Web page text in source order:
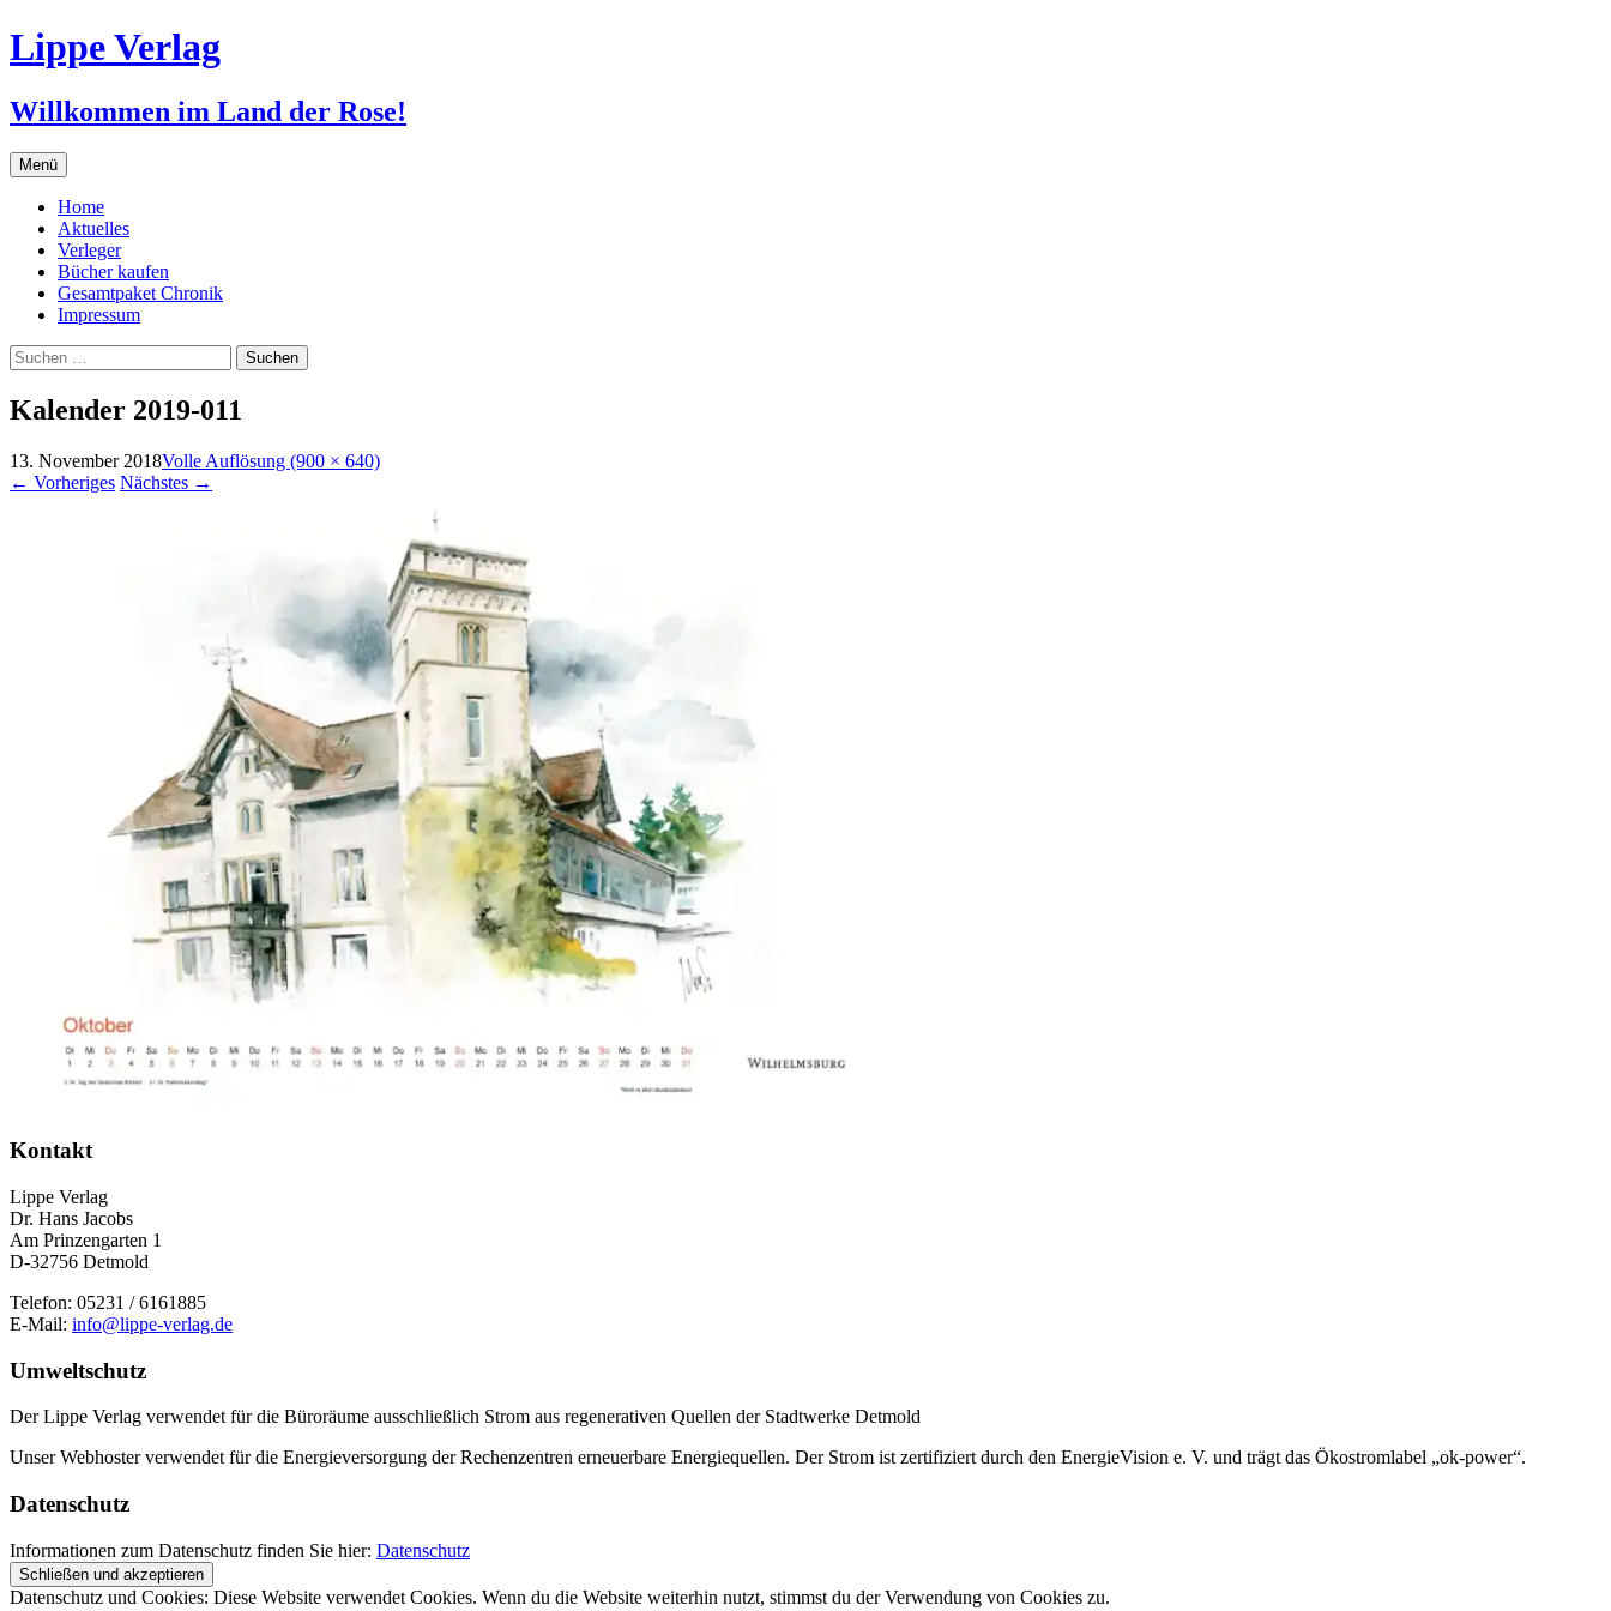
Zum
Inhalt
Lippe Verlag
Willkommen im Land der Rose!
Menü
Home
Aktuelles
Verleger
Bücher kaufen
Gesamtpaket Chronik
Impressum
Suchen
nach:
Kalender 2019-011
13. November 2018Volle Auflösung (900 × 640)
← Vorheriges Nächstes →
Kontakt
Lippe Verlag
Dr. Hans Jacobs
Am Prinzengarten 1
D-32756 Detmold
Telefon: 05231 / 6161885
E-Mail: info@lippe-verlag.de
Umweltschutz
Der Lippe Verlag verwendet für die Büroräume ausschließlich Strom aus regenerativen Quellen der Stadtwerke Detmold
Unser Webhoster verwendet für die Energieversorgung der Rechenzentren erneuerbare Energiequellen. Der Strom ist zertifiziert durch den EnergieVision e. V. und trägt das Ökostromlabel „ok-power“.
Datenschutz
Informationen zum Datenschutz finden Sie hier: Datenschutz
Datenschutz und Cookies: Diese Website verwendet Cookies. Wenn du die Website weiterhin nutzt, stimmst du der Verwendung von Cookies zu.